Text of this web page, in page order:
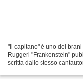
"Il capitano" è uno dei
Ruggeri "Frankenstein"
scritta dallo stesso